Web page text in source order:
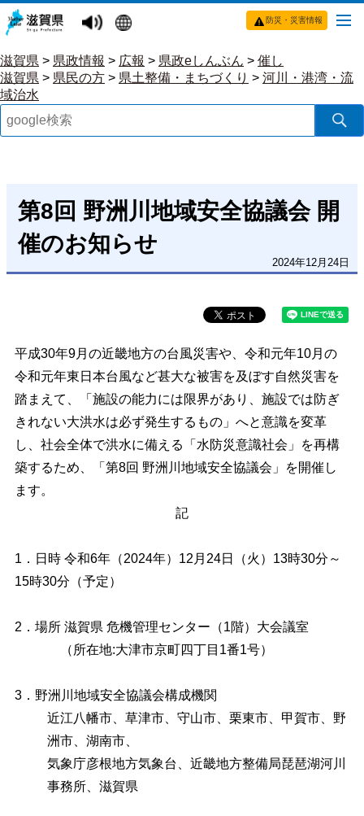
防災・災害情報
滋賀県 > 県政情報 > 広報 > 県政eしんぶん > 催し
滋賀県 > 県民の方 > 県土整備・まちづくり > 河川・港湾・流
域治水
第8回 野洲川地域安全協議会 開
催のお知らせ
2024年12月24日
平成30年9月の近畿地方の台風災害や、令和元年10月の
令和元年東日本台風など甚大な被害を及ぼす自然災害を
踏まえて、「施設の能力には限界があり、施設では防ぎ
きれない大洪水は必ず発生するもの」へと意識を変革
し、社会全体で洪水に備える「水防災意識社会」を再構
築するため、「第8回 野洲川地域安全協議会」を開催し
ます。
記
1．日時 令和6年（2024年）12月24日（火）13時30分～
15時30分（予定）
2．場所 滋賀県 危機管理センター（1階）大会議室
（所在地:大津市京町四丁目1番1号）
3．野洲川地域安全協議会構成機関
近江八幡市、草津市、守山市、栗東市、甲賀市、野
洲市、湖南市、
気象庁彦根地方気象台、近畿地方整備局琵琶湖河川
事務所、滋賀県